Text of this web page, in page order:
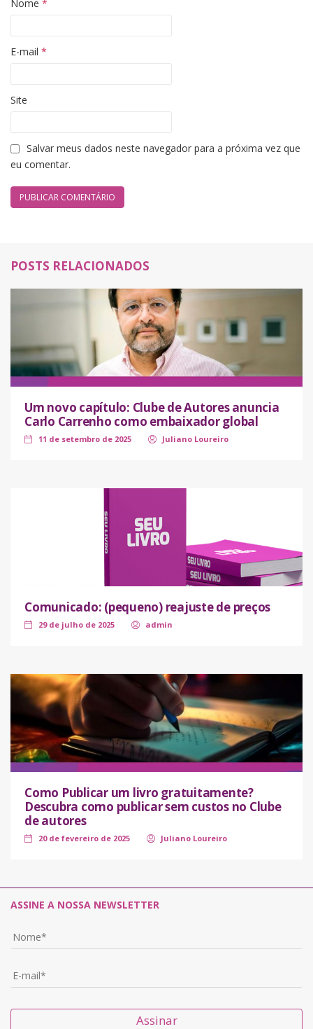
Nome *
E-mail *
Site
Salvar meus dados neste navegador para a próxima vez que
eu comentar.
POSTS RELACIONADOS
Um novo capítulo: Clube de Autores anuncia
Carlo Carrenho como embaixador global
11 de setembro de 2025 Juliano Loureiro
Comunicado: (pequeno) reajuste de preços
29 de julho de 2025 admin
Como Publicar um livro gratuitamente?
Descubra como publicar sem custos no Clube
de autores
20 de fevereiro de 2025 Juliano Loureiro
ASSINE A NOSSA NEWSLETTER
Assinar